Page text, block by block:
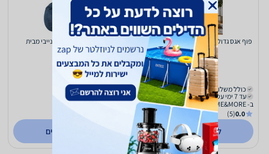
פוף אגס גדול דמוי עור | Leather Lounge
468
₪
כולל משלוח (₪39)
עד 7 ימי עסקים
ב- HOME&MORE
0.0
(5)
לפרטים נוספים
פוף אגס דמוי עור כחול נייבי מבית
ChilySpot
414
כולל משלוח (₪15)
עד 3 ימי עסקים
ב- גאדג'טשופ
לפרטים נוספים